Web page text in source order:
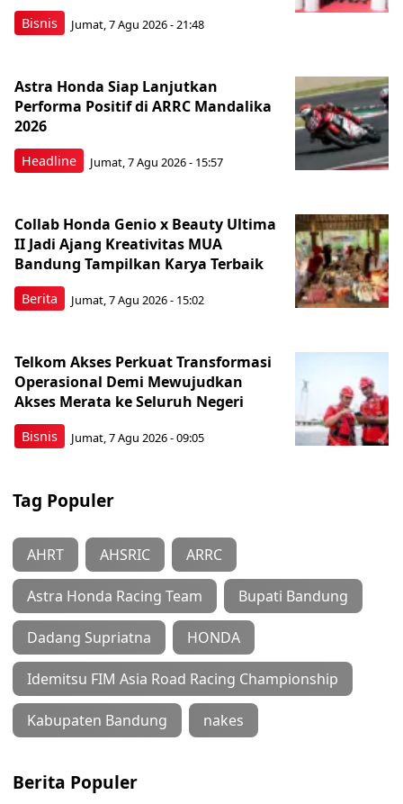
Bisnis Jumat, 7 Agu 2026 - 21:48
Headline
Astra Honda Siap Lanjutkan
Performa Positif di ARRC Mandalika
2026
Jumat, 7 Agu 2026 - 15:57
Berita
Collab Honda Genio x Beauty Ultima
II Jadi Ajang Kreativitas MUA
Bandung Tampilkan Karya Terbaik
Jumat, 7 Agu 2026 - 15:02
Bisnis
Telkom Akses Perkuat Transformasi
Operasional Demi Mewujudkan
Akses Merata ke Seluruh Negeri
Jumat, 7 Agu 2026 - 09:05
Tag Populer
AHRT AHSRIC ARRC
Astra Honda Racing Team Bupati Bandung
Dadang Supriatna HONDA
Idemitsu FIM Asia Road Racing Championship
Kabupaten Bandung nakes
Berita Populer